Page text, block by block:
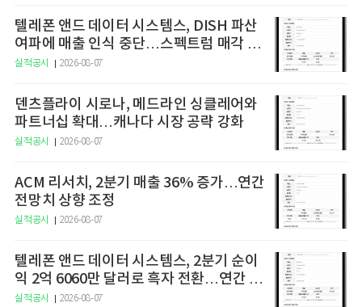
텔레폰 앤드 데이터 시스템스, DISH 파산
여파에 매출 인식 중단…스펙트럼 매각 세
금 1억7000만달러 3분기 납부 예정
실적공시 2026-08-07
덴츠플라이 시로나, 메드라인 싱클레어와
파트너십 확대…캐나다 시장 공략 강화
실적공시 2026-08-07
ACM 리서치, 2분기 매출 36% 증가…연간
전망치 상향 조정
실적공시 2026-08-07
텔레폰 앤드 데이터 시스템스, 2분기 순이
익 2억 6060만 달러로 흑자 전환…연간 가
이던스 조정
실적공시 2026-08-07